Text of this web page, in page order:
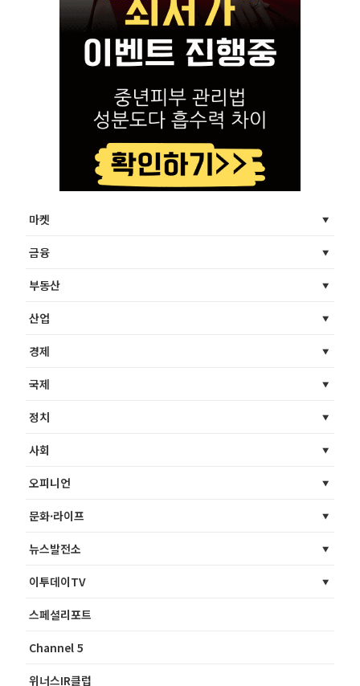
마켓
금융
부동산
산업
경제
국제
정치
사회
오피니언
문화·라이프
뉴스발전소
이투데이TV
스페셜리포트
Channel 5
위너스IR클럽